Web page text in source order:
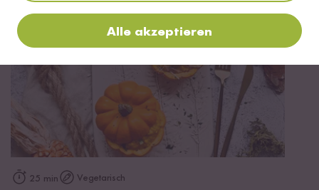
25 min Vegetarisch
Alle akzeptieren